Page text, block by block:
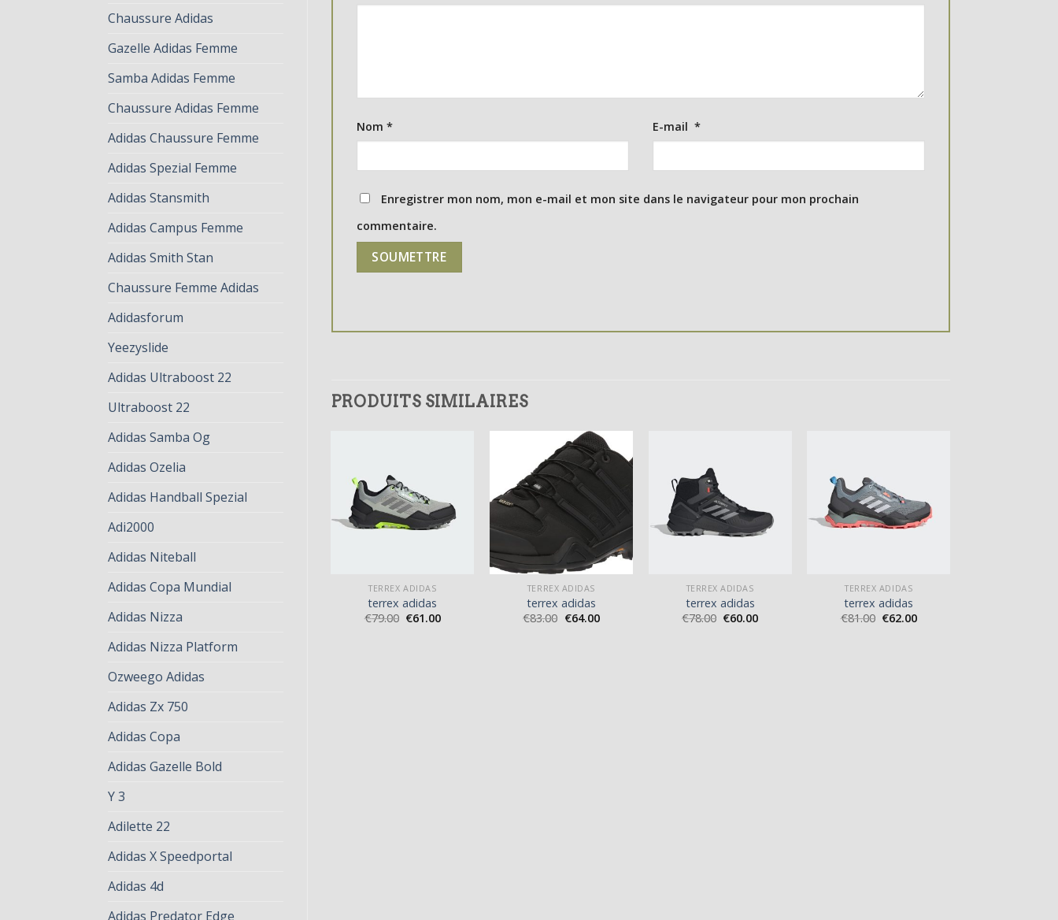
Chaussure Adidas
Gazelle Adidas Femme
Samba Adidas Femme
Chaussure Adidas Femme
Adidas Chaussure Femme
Adidas Spezial Femme
Adidas Stansmith
Adidas Campus Femme
Adidas Smith Stan
Chaussure Femme Adidas
Adidasforum
Yeezyslide
Adidas Ultraboost 22
Ultraboost 22
Adidas Samba Og
Adidas Ozelia
Adidas Handball Spezial
Adi2000
Adidas Niteball
Adidas Copa Mundial
Adidas Nizza
Adidas Nizza Platform
Ozweego Adidas
Adidas Zx 750
Adidas Copa
Adidas Gazelle Bold
Y 3
Adilette 22
Adidas X Speedportal
Adidas 4d
Adidas Predator Edge
Nom * E-mail *
Enregistrer mon nom, mon e-mail et mon site dans le navigateur pour mon prochain
commentaire.
PRODUITS SIMILAIRES
TERREX ADIDAS
terrex adidas
€79.00 €61.00
TERREX ADIDAS
terrex adidas
€83.00 €64.00
TERREX ADIDAS
terrex adidas
€78.00 €60.00
TERREX ADIDAS
terrex adidas
€81.00 €62.00
TERREX ADIDAS
64.00
TERREX ADIDAS